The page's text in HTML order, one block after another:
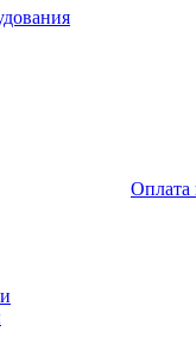
Оплата